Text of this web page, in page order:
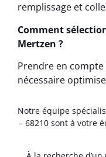
remplissage et
Comment
Mertzen ?
Prendre en compte
nécessaire
Notre équipe
– 68210 sont à votre